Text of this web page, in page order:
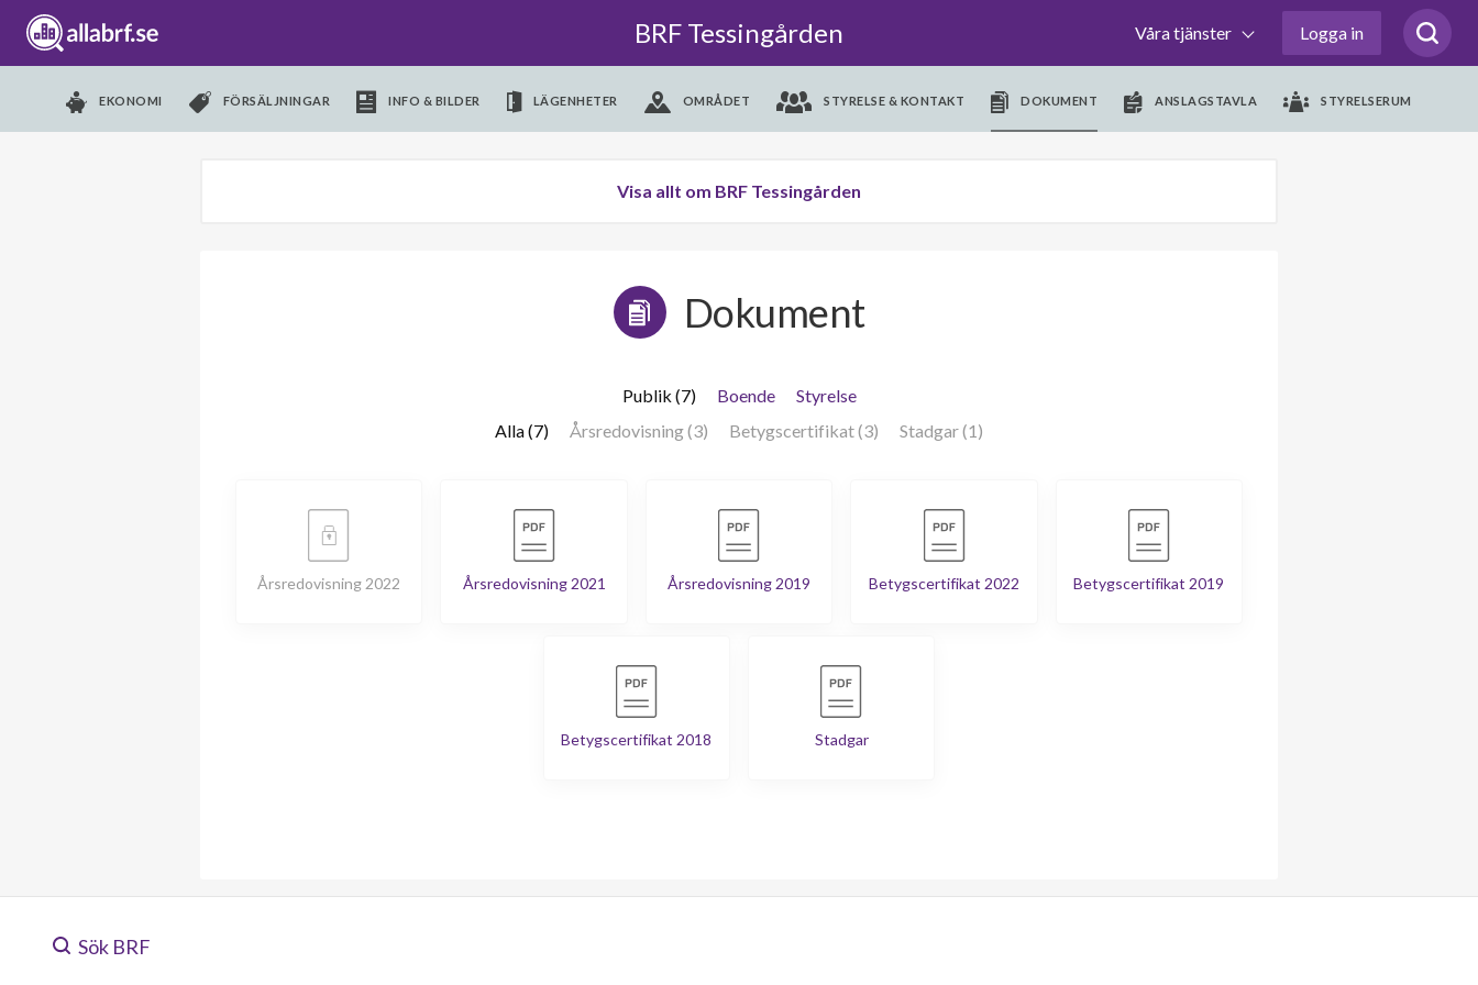
BRF Tessingården Våra tjänster Logga in
EKONOMI FÖRSÄLJNINGAR INFO & BILDER LÄGENHETER OMRÅDET STYRELSE & KONTAKT DOKUMENT ANSLAGSTAVLA STYRELSERUM
Visa allt om BRF Tessingården
Dokument
Publik (7) Boende
Styrelse
Alla (7)
Årsredovisning (3) Betygscertifikat (3) Stadgar (1)
Årsredovisning 2022 Årsredovisning 2021 Årsredovisning 2019 Betygscertifikat 2022 Betygscertifikat 2019
Betygscertifikat 2018 Stadgar
Sök BRF